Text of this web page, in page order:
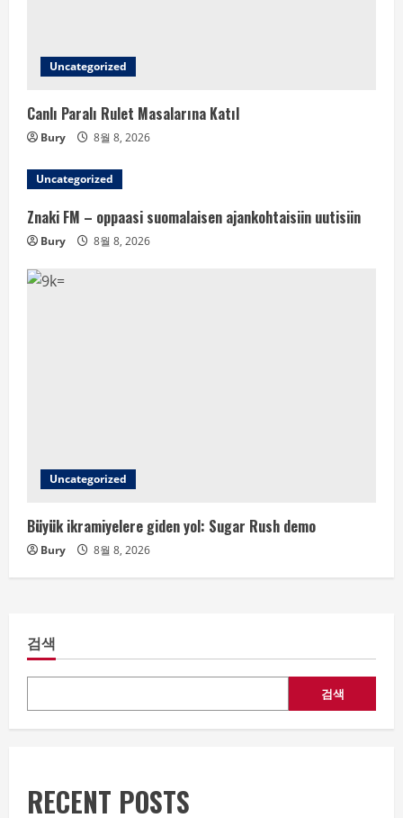
Uncategorized
Canlı Paralı Rulet Masalarına Katıl
Bury 8월 8, 2026
Uncategorized
Znaki FM – oppaasi suomalaisen ajankohtaisiin uutisiin
Bury 8월 8, 2026
Uncategorized
Büyük ikramiyelere giden yol: Sugar Rush demo
Bury 8월 8, 2026
검색
검색
RECENT POSTS